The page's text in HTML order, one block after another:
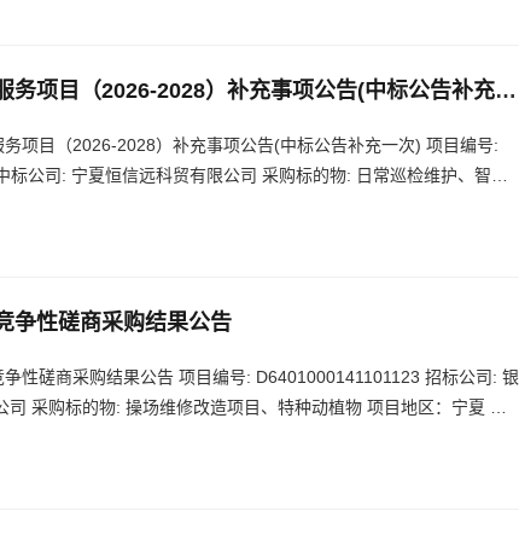
务项目（2026-2028）补充事项公告(中标公告补充一
项目（2026-2028）补充事项公告(中标公告补充一次) 项目编号:
公司: 宁夏恒信远科贸有限公司 采购标的物: 日常巡检维护、智能
争性磋商采购结果公告
性磋商采购结果公告 项目编号: D6401000141101123 招标公司: 银
采购标的物: 操场维修改造项目、特种动植物 项目地区：宁夏 银